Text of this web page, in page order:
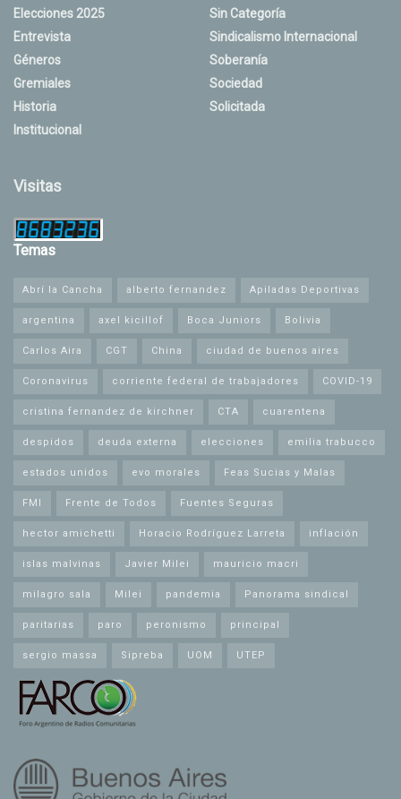
Elecciones 2025
Entrevista
Géneros
Gremiales
Historia
Institucional
Sin Categoría
Sindicalismo Internacional
Soberanía
Sociedad
Solicitada
Visitas
Temas
Abrí la Cancha alberto fernandez Apiladas Deportivas
argentina axel kicillof Boca Juniors Bolivia
Carlos Aira CGT China ciudad de buenos aires
Coronavirus corriente federal de trabajadores COVID-19
cristina fernandez de kirchner CTA cuarentena
despidos deuda externa elecciones emilia trabucco
estados unidos evo morales Feas Sucias y Malas
FMI Frente de Todos Fuentes Seguras
hector amichetti Horacio Rodríguez Larreta inflación
islas malvinas Javier Milei mauricio macri
milagro sala Milei pandemia Panorama sindical
paritarias paro peronismo principal
sergio massa Sipreba UOM UTEP